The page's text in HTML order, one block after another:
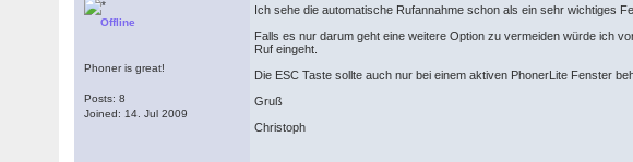
Offline
Phoner is great!
Posts: 8
Joined: 14. Jul 2009
Ich sehe die automatische Rufannahme schon als ein sehr wichtiges
Falls es nur darum geht eine weitere Option zu vermeiden würde ich
Ruf eingeht.
Die ESC Taste sollte auch nur bei einem aktiven PhonerLite Fenster
Gruß
Christoph